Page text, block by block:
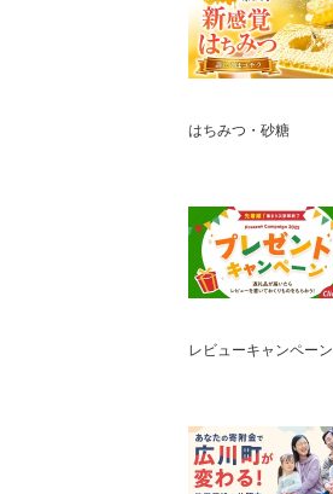
はちみつ・砂糖
レビューキャンペーン